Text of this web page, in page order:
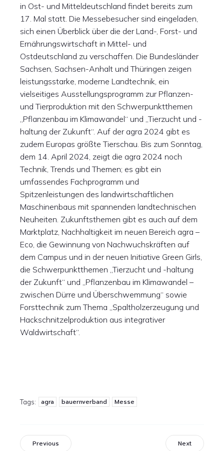
in Ost- und Mitteldeutschland findet bereits zum
17. Mal statt. Die Messebesucher sind eingeladen,
sich einen Überblick über die der Land-, Forst- und
Ernährungswirtschaft in Mittel- und
Ostdeutschland zu verschaffen. Die Bundesländer
Sachsen, Sachsen-Anhalt und Thüringen zeigen
leistungsstarke, moderne Landtechnik, ein
vielseitiges Ausstellungsprogramm zur Pflanzen-
und Tierproduktion mit den Schwerpunktthemen
„Pflanzenbau im Klimawandel“ und „Tierzucht und -
haltung der Zukunft“. Auf der agra 2024 gibt es
zudem Europas größte Tierschau. Bis zum Sonntag,
dem 14. April 2024, zeigt die agra 2024 noch
Technik, Trends und Themen; es gibt ein
umfassendes Fachprogramm und
Spitzenleistungen des landwirtschaftlichen
Maschinenbaus mit spannenden landtechnischen
Neuheiten. Zukunftsthemen gibt es auch auf dem
Marktplatz, Nachhaltigkeit im neuen Bereich agra –
Eco, die Gewinnung von Nachwuchskräften auf
dem Campus und in der neuen Initiative Green Girls,
die Schwerpunktthemen „Tierzucht und -haltung
der Zukunft“ und „Pflanzenbau im Klimawandel –
zwischen Dürre und Überschwemmung“ sowie
Forsttechnik zum Thema „Spaltholzerzeugung und
Hackschnitzelproduktion aus integrativer
Waldwirtschaft“.
Tags: agra bauernverband Messe
Previous Next